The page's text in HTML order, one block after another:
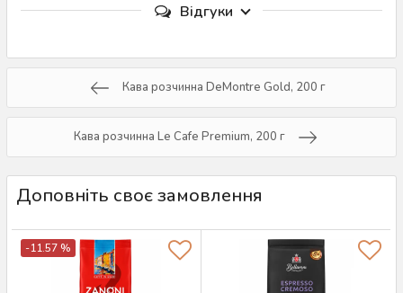
Відгуки
Кава розчинна DeMontre Gold, 200 г
Кава розчинна Le Cafe Premium, 200 г
Доповніть своє замовлення
-11.57 %